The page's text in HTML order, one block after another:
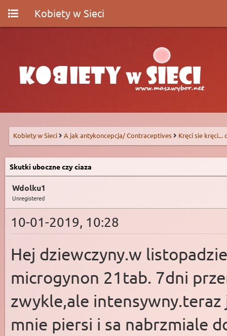
Kobiety w Sieci
Kobiety w Sieci A jak antykoncepcja/ Contraceptives Kręci sie kręci...
Skutki uboczne czy ciaza
Wdolku1
Unregistered
10-01-2019, 10:28
Hej dziewczyny.w
microgynon 21tab. 7dni
zwykle,ale
mnie piersi i sa nabrzmiale